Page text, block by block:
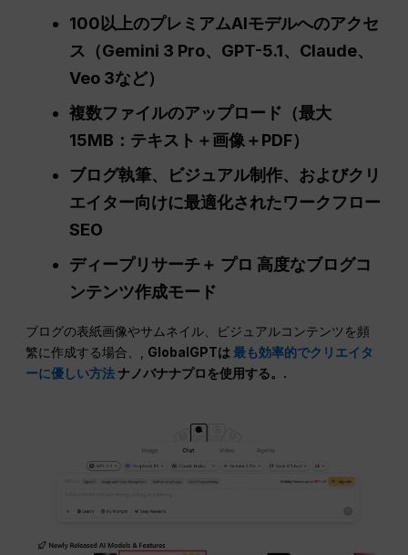
100以上のプレミアムAIモデルへのアクセ
ス（Gemini 3 Pro、GPT-5.1、Claude、
Veo 3など）
複数ファイルのアップロード（最大
15MB：テキスト＋画像＋PDF）
ブログ執筆、ビジュアル制作、およびクリ
エイター向けに最適化されたワークフロー
SEO
ディープリサーチ＋ プロ 高度なブログコ
ンテンツ作成モード
ブログの表紙画像やサムネイル、ビジュアルコンテンツを頻
繁に作成する場合、, GlobalGPTは最も効率的でクリエイタ
ーに優しい方法ナノバナナプロを使用する。.